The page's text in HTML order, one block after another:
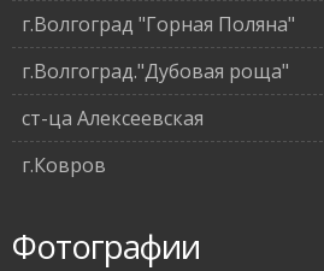
г.Волгоград "Горная Поляна"
г.Волгоград."Дубовая роща"
ст-ца Алексеевская
г.Ковров
Фотографии